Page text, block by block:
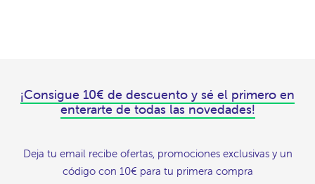
¡Consigue 10€ de descuento y sé el primero en
enterarte de todas las novedades!
Deja tu email recibe ofertas, promociones exclusivas y un
código con 10€ para tu primera compra